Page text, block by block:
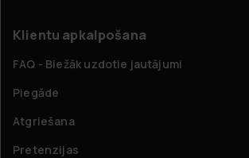
Klientu apkalpošana
FAQ - Biežāk uzdotie jautājumi
Piegāde
Atgriešana
Pretenzijas